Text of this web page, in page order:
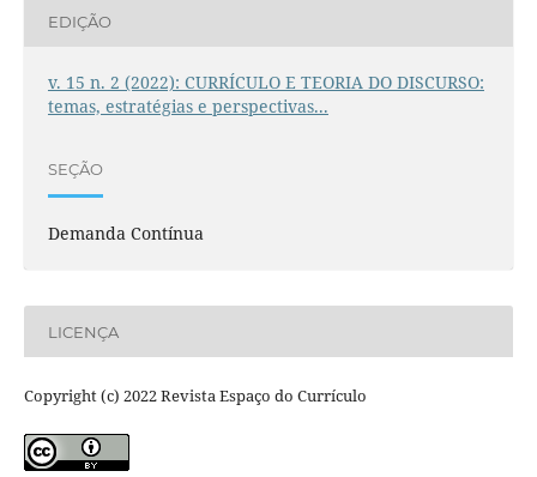
EDIÇÃO
v. 15 n. 2 (2022): CURRÍCULO E TEORIA DO DISCURSO:
temas, estratégias e perspectivas...
SEÇÃO
Demanda Contínua
LICENÇA
Copyright (c) 2022 Revista Espaço do Currículo